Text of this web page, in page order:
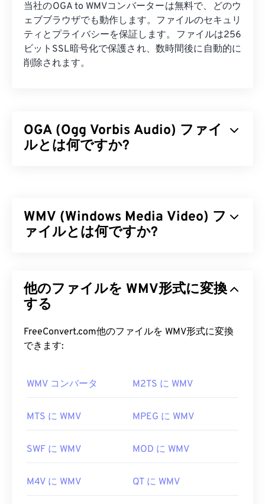
当社のOGA to WMVコンバーターは無料で、どのウ
ェブブラウザでも動作します。ファイルのセキュリ
ティとプライバシーを保証します。ファイルは256
ビットSSL暗号化で保護され、数時間後に自動的に
削除されます。
OGA (Ogg Vorbis Audio) ファイ
ルとは何ですか?
構名であり、その名称はOGAの基本機能を表して
います。OGAは無料、オープンソース
ばいいですか?
OGAファイルを開くには、
ーが最適です。OGAファイルを開くことができる
他のプログラムには、
ースのプレーヤーで開くことができますが、
す。ただし、プレーヤーがDirectShowベースでな
開発者: Xiph.Org Foundation
WMV (Windows Media Video) フ
ァイルとは何ですか?
ァイルサイズを圧縮することで、ビデオの画質を維
持しながら管理しやすいファイル形式を実現しま
Format（ASF）と呼ばれるデジタルコンテナ形式
によくカプセル化されます。
ればいいですか?
ほとんどのメディアプレーヤーはWMV（および
WMVファイルを開くのに最適なプレーヤーは
Microsoft Windows Media Player
多くの動画はWMVファイルです。VLC
他のファイルを WMV形式に変換
する
FreeConvert.com他のファイルを WMV形式に変換
できます:
WMV コンバータ M2TS に WMV
MTS に WMV MPEG に WMV
SWF に WMV MOD に WMV
M4V に WMV QT に WMV